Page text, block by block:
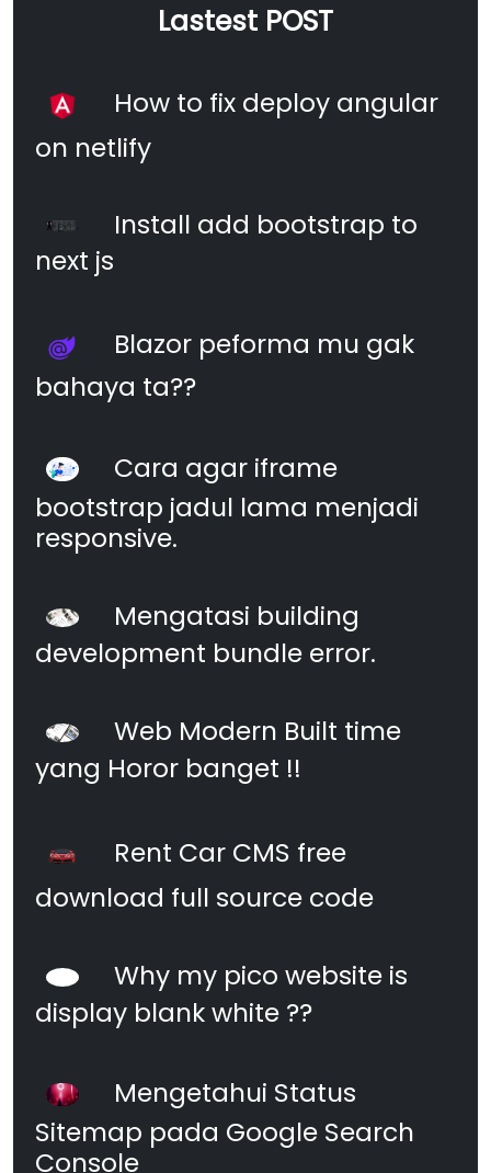
Lastest POST
How to fix deploy angular
on netlify
Install add bootstrap to
next js
Blazor peforma mu gak
bahaya ta??
Cara agar iframe
bootstrap jadul lama menjadi
responsive.
Mengatasi building
development bundle error.
Web Modern Built time
yang Horor banget !!
Rent Car CMS free
download full source code
Why my pico website is
display blank white ??
Mengetahui Status
Sitemap pada Google Search
Console